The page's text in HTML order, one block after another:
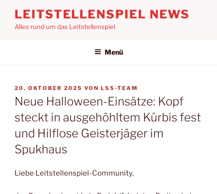
Inhalt
springen
LEITSTELLENSPIEL NEWS
Alles rund um das Leitstellenspiel
Menü
VERÖFFENTLICHT
AM
20. OKTOBER 2025 VON LSS-TEAM
Neue Halloween-Einsätze: Kopf
steckt in ausgehöhltem Kürbis fest
und Hilflose Geisterjäger im
Spukhaus
Liebe Leitstellenspiel-Community,